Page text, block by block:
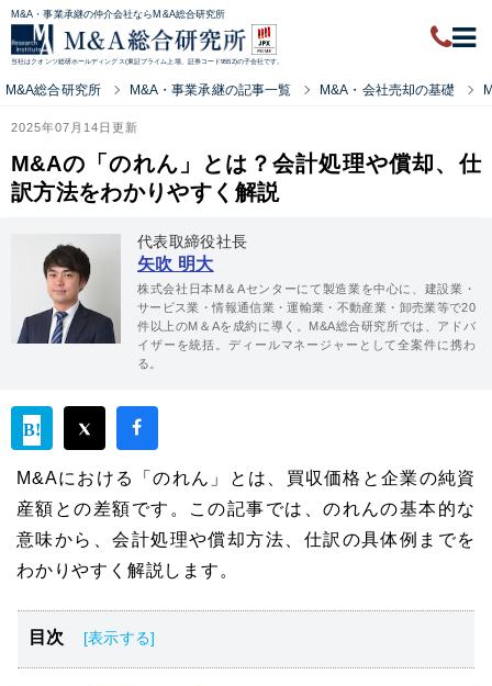
M&A・事業承継の仲介会社ならM&A総合研究所
当社はクオンツ総研ホールディングス(東証プライム上場、証券コード9552)の子会社です。
M&A総合研究所 M&A・事業承継の記事一覧 M&A・会社売却の基礎
2025年07月14日更新
M&Aの「のれん」とは？会計処理や償却、仕
訳方法をわかりやすく解説
代表取締役社長
矢吹 明大
株式会社日本M＆Aセンターにて製造業を中心に、建設業・
サービス業・情報通信業・運輸業・不動産業・卸売業等で20
件以上のM＆Aを成約に導く。M&A総合研究所では、アドバ
イザーを統括。ディールマネージャーとして全案件に携わ
る。
M&Aにおける「のれん」とは、買収価格と企業の純資
産額との差額です。この記事では、のれんの基本的な
意味から、会計処理や償却方法、仕訳の具体例までを
わかりやすく解説します。
目次
M&Aにおける「のれん」とは？